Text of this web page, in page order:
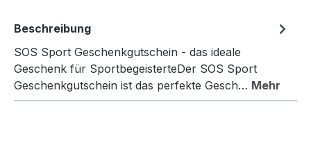
Beschreibung
SOS Sport Geschenkgutschein - das ideale
Geschenk für SportbegeisterteDer SOS Sport
Geschenkgutschein ist das perfekte Gesch… Mehr